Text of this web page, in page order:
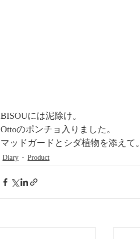
BISOUには泥除け。
Ottoのポンチョ入りました。
マッドガードとシダ植物を添えて。
Diary Product